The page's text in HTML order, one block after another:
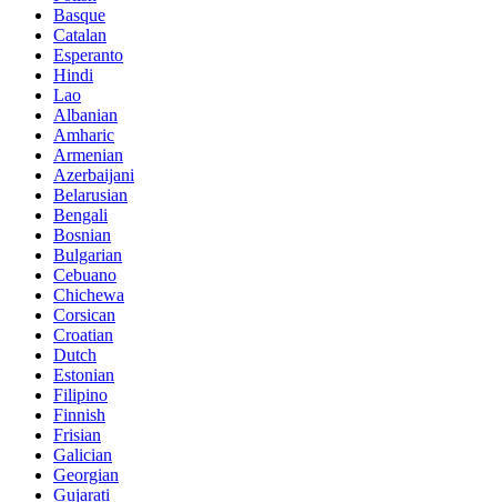
Basque
Catalan
Esperanto
Hindi
Lao
Albanian
Amharic
Armenian
Azerbaijani
Belarusian
Bengali
Bosnian
Bulgarian
Cebuano
Chichewa
Corsican
Croatian
Dutch
Estonian
Filipino
Finnish
Frisian
Galician
Georgian
Gujarati